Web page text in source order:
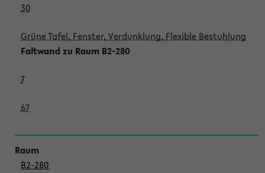
30
Grüne Tafel, Fenster, Verdunklung, Flexible Bestuhlung
Faltwand zu Raum B2-280
7
67
B2-280